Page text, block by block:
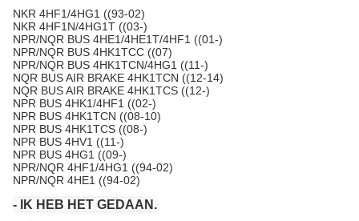
NKR 4HF1/4HG1 ((93-02)
NKR 4HF1N/4HG1T ((03-)
NPR/NQR BUS 4HE1/4HE1T/4HF1 ((01-)
NPR/NQR BUS 4HK1TCC ((07)
NPR/NQR BUS 4HK1TCN/4HG1 ((11-)
NQR BUS AIR BRAKE 4HK1TCN ((12-14)
NQR BUS AIR BRAKE 4HK1TCS ((12-)
NPR BUS 4HK1/4HF1 ((02-)
NPR BUS 4HK1TCN ((08-10)
NPR BUS 4HK1TCS ((08-)
NPR BUS 4HV1 ((11-)
NPR BUS 4HG1 ((09-)
NPR/NQR 4HF1/4HG1 ((94-02)
NPR/NQR 4HE1 ((94-02)
- IK HEB HET GEDAAN.